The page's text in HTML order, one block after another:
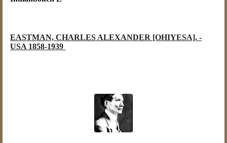
EASTMAN, CHARLES ALEXANDER [OHIYESA]. -
USA 1858-1939